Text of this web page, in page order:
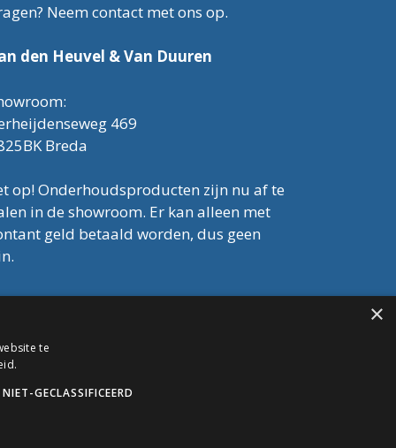
Neem contact met ons op.
den Heuvel & Van Duuren
469
Breda
op! Onderhoudsproducten zijn nu af te
in de showroom. Er kan alleen met
geld betaald worden, dus geen
076-3030554
59667419
Voorwaarden
© 2019 Onderhoud Shop
×
te
NIET-GECLASSIFICEERD